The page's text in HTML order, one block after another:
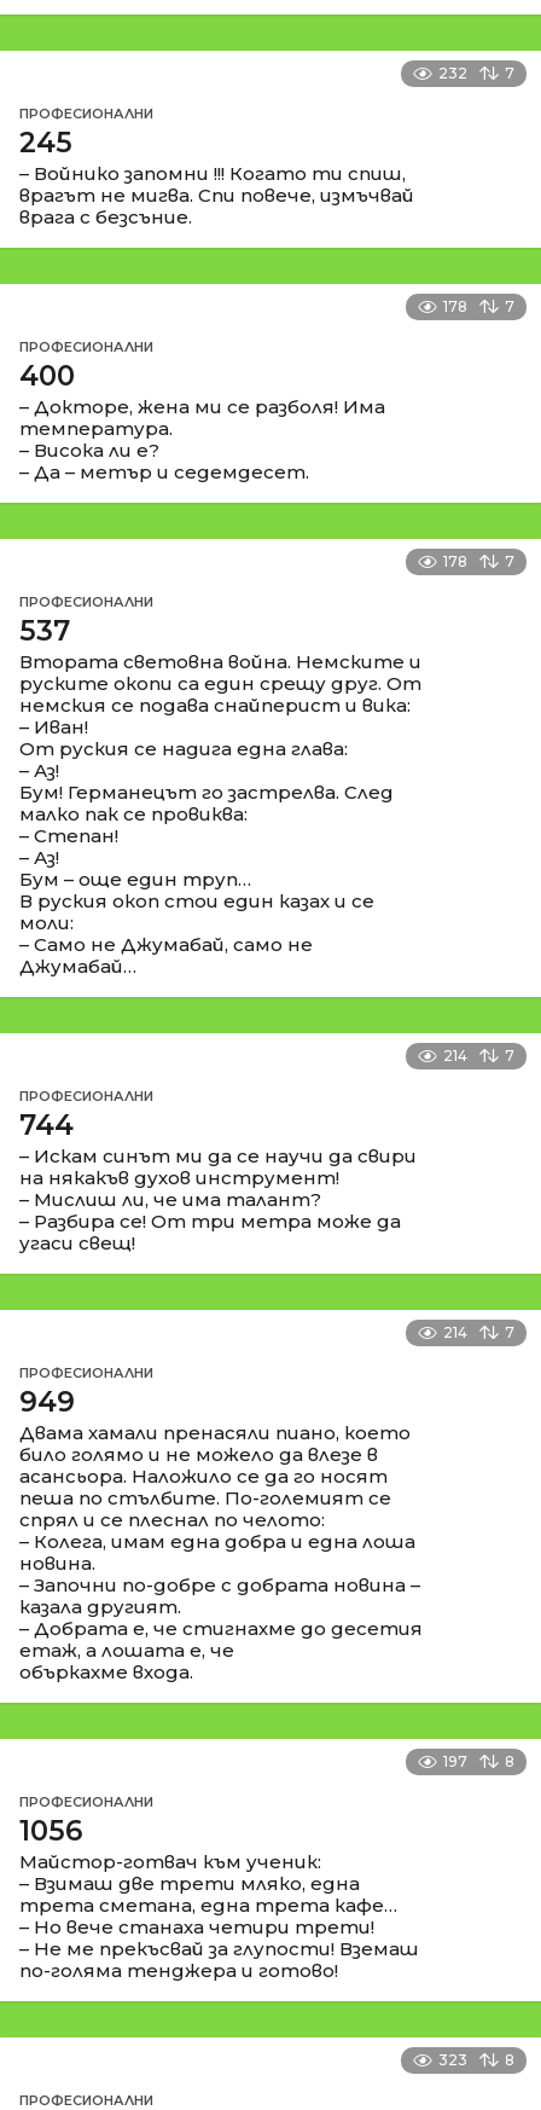
232 7
ПРОФЕСИОНАЛНИ
245
– Войнико запомни !!! Когато ти спиш,
врагът не мигва. Спи повече, измъчвай
врага с безсъние.
178 7
ПРОФЕСИОНАЛНИ
400
– Докторе, жена ми се разболя! Има
температура.
– Висока ли е?
– Да – метър и седемдесет.
178 7
ПРОФЕСИОНАЛНИ
537
Втората световна война. Немските и
руските окопи са един срещу друг. От
немския се подава снайперист и вика:
– Иван!
От руския се надига една глава:
– Аз!
Бум! Германецът го застрелва. След
малко пак се провиква:
– Степан!
– Аз!
Бум – още един труп…
В руския окоп стои един казах и се
моли:
– Само не Джумабай, само не
Джумабай…
214 7
ПРОФЕСИОНАЛНИ
744
– Искам синът ми да се научи да свири
на някакъв духов инструмент!
– Мислиш ли, че има талант?
– Разбира се! От три метра може да
угаси свещ!
214 7
ПРОФЕСИОНАЛНИ
949
Двама хамали пренасяли пиано, което
било голямо и не можело да влезе в
асансьора. Наложило се да го носят
пеша по стълбите. По-големият се
спрял и се плеснал по челото:
– Колега, имам една добра и една лоша
новина.
– Започни по-добре с добрата новина –
казала другият.
– Добрата е, че стигнахме до десетия
етаж, а лошата е, че
объркахме входа.
197 8
ПРОФЕСИОНАЛНИ
1056
Майстор-готвач към ученик:
– Взимаш две трети мляко, една
трета сметана, една трета кафе…
– Но вече станаха четири трети!
– Не ме прекъсвай за глупости! Вземаш
по-голяма тенджера и готово!
323 8
ПРОФЕСИОНАЛНИ